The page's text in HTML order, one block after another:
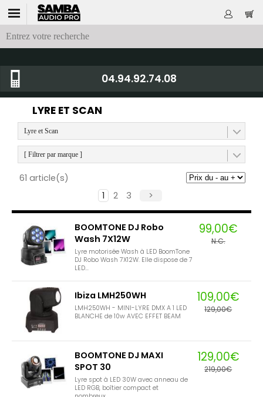
04.94.92.74.08
LYRE ET SCAN
Lyre et Scan
[ Filtrer par marque ]
61 article(s)
1
2 3 >
BOOMTONE DJ Robo
Wash 7X12W
Lyre motorisée Wash à LED BoomTone
DJ Robo Wash 7X12W. Elle dispose de 7
LED...
99,00€
N.C.
Ibiza LMH250WH
LMH250WH - MINI-LYRE DMX A 1 LED
BLANCHE de 10w AVEC EFFET BEAM
109,00€
129,00€
BOOMTONE DJ MAXI
SPOT 30
Lyre spot à LED 30W avec anneau de
LED RGB, boîtier compact et
129,00€
219,00€